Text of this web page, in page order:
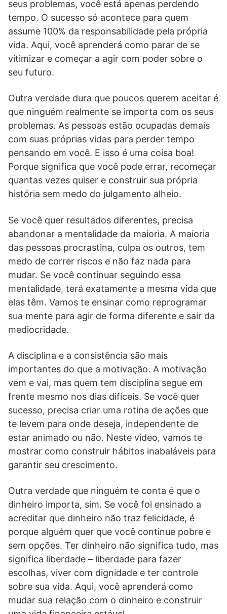
seus problemas, você está apenas perdendo
tempo. O sucesso só acontece para quem
assume 100% da responsabilidade pela própria
vida. Aqui, você aprenderá como parar de se
vitimizar e começar a agir com poder sobre o
seu futuro.
Outra verdade dura que poucos querem aceitar é
que ninguém realmente se importa com os seus
problemas. As pessoas estão ocupadas demais
com suas próprias vidas para perder tempo
pensando em você. E isso é uma coisa boa!
Porque significa que você pode errar, recomeçar
quantas vezes quiser e construir sua própria
história sem medo do julgamento alheio.
Se você quer resultados diferentes, precisa
abandonar a mentalidade da maioria. A maioria
das pessoas procrastina, culpa os outros, tem
medo de correr riscos e não faz nada para
mudar. Se você continuar seguindo essa
mentalidade, terá exatamente a mesma vida que
elas têm. Vamos te ensinar como reprogramar
sua mente para agir de forma diferente e sair da
mediocridade.
A disciplina e a consistência são mais
importantes do que a motivação. A motivação
vem e vai, mas quem tem disciplina segue em
frente mesmo nos dias difíceis. Se você quer
sucesso, precisa criar uma rotina de ações que
te levem para onde deseja, independente de
estar animado ou não. Neste vídeo, vamos te
mostrar como construir hábitos inabaláveis para
garantir seu crescimento.
Outra verdade que ninguém te conta é que o
dinheiro importa, sim. Se você foi ensinado a
acreditar que dinheiro não traz felicidade, é
porque alguém quer que você continue pobre e
sem opções. Ter dinheiro não significa tudo, mas
significa liberdade – liberdade para fazer
escolhas, viver com dignidade e ter controle
sobre sua vida. Aqui, você aprenderá como
mudar sua relação com o dinheiro e construir